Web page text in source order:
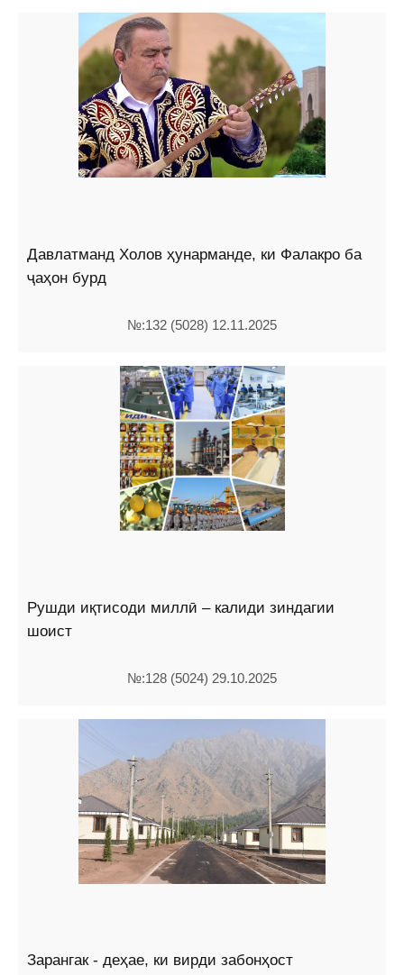
Давлатманд Холов ҳунарманде, ки Фалакро ба
ҷаҳон бурд
№:132 (5028) 12.11.2025
Рушди иқтисоди миллӣ – калиди зиндагии
шоист
№:128 (5024) 29.10.2025
Зарангак - деҳае, ки вирди забонҳост